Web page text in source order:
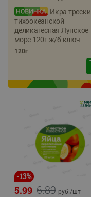
Икра трески
тихоокеанской
деликатесная Лунское
море 120г ж/б ключ
120г
-13%
6.89
5.99 руб./шт